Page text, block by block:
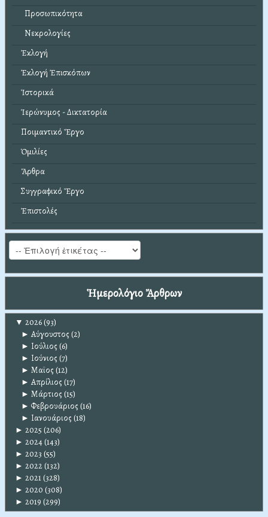
Προσωπικότητα
Νεκρολογίες
Ἐκλογή
Ἐκλογή Ἐπισκόπων
Ἱστορικά
Ἱερώνυμος - Δικτατορία
Ποιμαντικό Ἔργο
Ὁμιλίες
Ἄρθρα
Συγγραφικό Ἔργο
Ἐπιστολές
Ἡμερολόγιο Ἄρθρων
▼ 2026(93)
► Αύγουστος (2)
► Ιούλιος (6)
► Ιούνιος (7)
► Μαϊος (12)
► Απρίλιος (17)
► Μάρτιος (15)
► Φεβρουάριος (16)
► Ιανουάριος (18)
► 2025 (206)
► 2024(143)
► 2023 (55)
► 2022(132)
► 2021(328)
► 2020 (308)
► 2019 (299)